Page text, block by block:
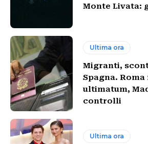
Monte Livata:
Ultima ora
Migranti,
Spagna.
ultimatum,
controlli
Ultima ora